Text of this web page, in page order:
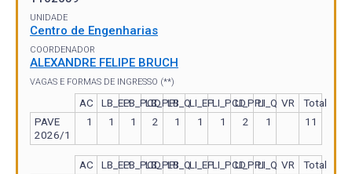
UNIDADE
Centro de Engenharias
COORDENADOR
ALEXANDRE FELIPE BRUCH
VAGAS E FORMAS DE INGRESSO (**)
AC LB_EPLB_PCDLB_PPILB_QLI_EPLI_PCDLI_PPILI_Q VR
Total
PAVE
2026/1
1 1 1 2 1 1 1 2 1 11
AC LB_EPLB_PCDLB_PPILB_QLI_EPLI_PCDLI_PPILI_Q VR
Total